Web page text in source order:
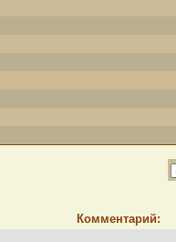
Комментарий: